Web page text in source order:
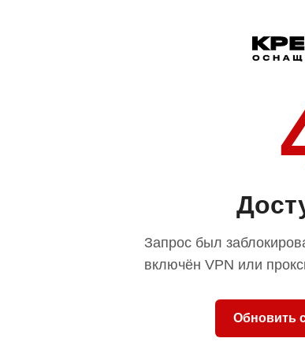
Запрос был
включён VPN или
Обновить